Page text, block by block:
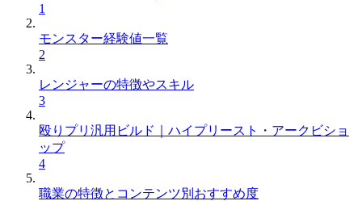
1
モンスター経験値一覧
2
レンジャーの特徴やスキル
3
殴りプリ汎用ビルド｜ハイプリースト・アークビショ
ップ
4
職業の特徴とコンテンツ別おすすめ度